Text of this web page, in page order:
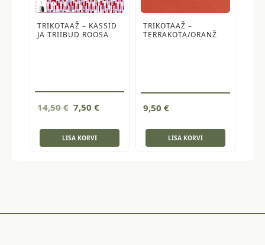
TRIKOTAAŽ – KASSID
JA TRIIBUD ROOSA
14,50€ Algne
oli:
14,50 €.
7,50 €Current
is:
LISA KORVI
TRIKOTAAŽ –
TERRAKOTA/ORANŽ
9,50 €
LISA KORVI